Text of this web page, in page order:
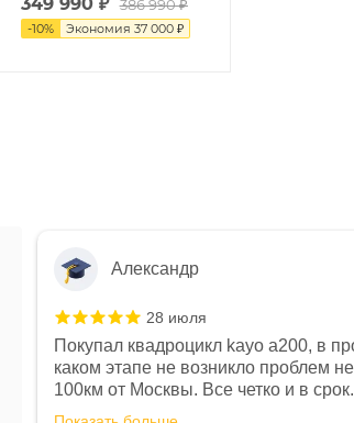
386 990₽
-10% Экономия 37 000₽
Александр
28 июля
Покупал квадроцикл kayo a200, в
каком этапе не возникло проблем
100км от Москвы. Все четко и в
спидометре всегда был 0, при этом